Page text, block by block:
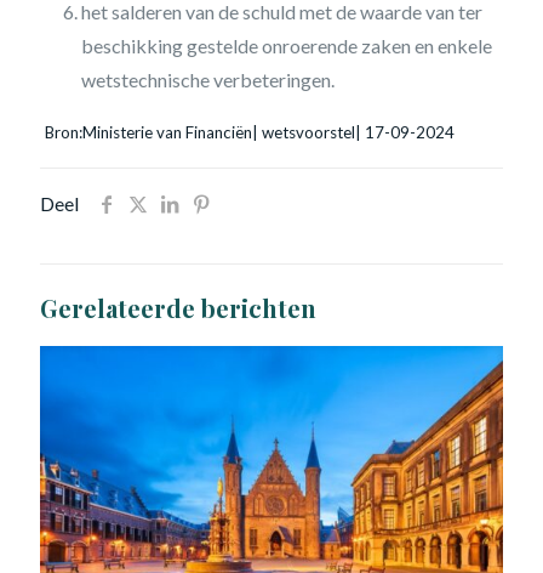
het salderen van de schuld met de waarde van ter
beschikking gestelde onroerende zaken en enkele
wetstechnische verbeteringen.
Bron:Ministerie van Financiën| wetsvoorstel| 17-09-2024
Deel
Gerelateerde berichten